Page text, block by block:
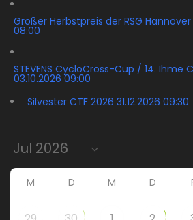
Großer Herbstpreis der RSG
08:00
STEVENS CycloCross-Cup / 14. Ihme
03.10.2026 09:00
Silvester CTF 2026 31.12.2026 09:30
M D M D